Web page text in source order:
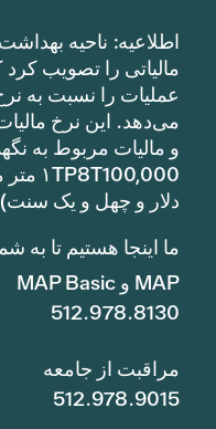
اطلاعیه: ناحیه
مالیاتی را تصویب
عملیات را نسبت به
و مالیات مربوط به
دلار و چهل و یک
ما اینجا هستیم تا به
MAP و MAP Basic
512.978.8130
مراقبت از جامعه
512.978.9015